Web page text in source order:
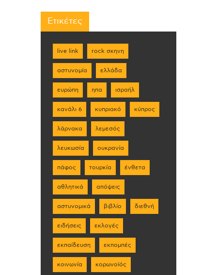
Ετικέτες
live link rock σκηνη
αστυνομία ελλάδα
ευρώπη ηπα ισραήλ
κανάλι 6 κυπριακό κύπρος
λάρνακα λεμεσός
λευκωσία ουκρανία
πάφος τουρκία ένθετα
αθλητικά απόψεις
αστυνομικά βιβλίο διεθνή
ειδήσεις εκλογές
εκπαίδευση εκπομπές
κοινωνία κορωνοϊός